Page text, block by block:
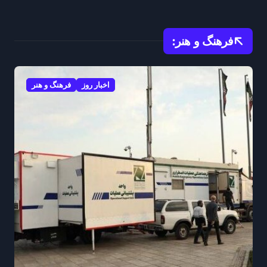
فرهنگ و هنر:
اخبار روز فرهنگ و هنر